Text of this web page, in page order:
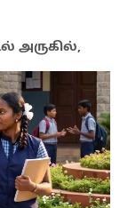
அருகில்,